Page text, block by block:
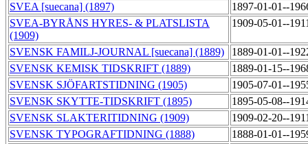
SVEA [suecana] (1897)
1897-01-01--
SVEA-BYRÅNS HYRES- & PLATSLISTA
(1909)
1909-05-01--
SVENSK FAMILJ-JOURNAL [suecana] (1889)
1889-01-01--
SVENSK KEMISK TIDSKRIFT (1889)
1889-01-15--
SVENSK SJÖFARTSTIDNING (1905)
1905-07-01--
SVENSK SKYTTE-TIDSKRIFT (1895)
1895-05-08--
SVENSK SLAKTERITIDNING (1909)
1909-02-20--
SVENSK TYPOGRAFTIDNING (1888)
1888-01-01--